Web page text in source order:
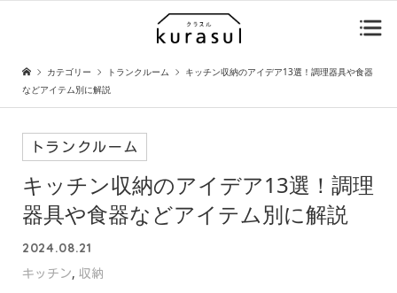
カテゴリー トランクルーム
キッチン収納のアイデア13選！調理器具や食器
などアイテム別に解説
トランクルーム
キッチン収納のアイデア13選！調理
器具や食器などアイテム別に解説
2024.08.21
キッチン, 収納